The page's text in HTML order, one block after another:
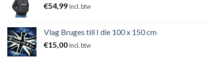
€54,99incl. btw
Vlag Bruges till I die 100 x 150 cm
€15,00incl. btw